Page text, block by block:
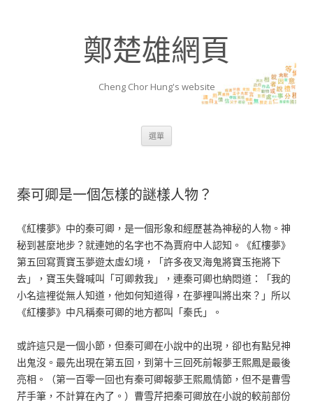
鄭楚雄網頁
Cheng Chor Hung's website
選單
秦可卿是一個怎樣的謎樣人物？
《紅樓夢》中的秦可卿，是一個形象和經歷甚為神秘的人物。神
秘到甚麼地步？就連她的名字也不為賈府中人認知。《紅樓夢》
第五回寫賈寶玉夢遊太虛幻境，「許多夜叉海鬼將寶玉拖將下
去」，寶玉失聲喊叫「可卿救我」，連秦可卿也納悶道：「我的
小名這裡從無人知道，他如何知道得，在夢裡叫將出來？」所以
《紅樓夢》中凡稱秦可卿的地方都叫「秦氏」。
或許這只是一個小節，但秦可卿在小說中的出現，卻也有點兒神
出鬼沒。最先出現在第五回，到第十三回死前報夢王熙鳳是最後
亮相。（第一百零一回也有秦可卿報夢王熙鳳情節，但不是曹雪
芹手筆，不計算在內了。）曹雪芹把秦可卿放在小說的較前部份